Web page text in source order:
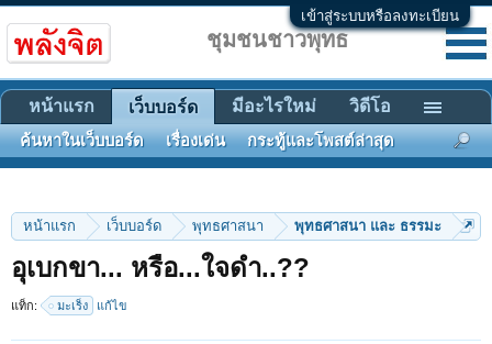
เข้าสู่ระบบหรือลงทะเบียน
หน้าแรก เว็บบอร์ด พุทธศาสนา พุทธศาสนา และ ธรรมะ
อุเบกขา... หรือ...ใจดำ..??
แท็ก: มะเร็ง แก้ไข
ชุมชนชาวพุทธ
หน้าแรก เว็บบอร์ด
ค้นหาในเว็บบอร์ด เรื่องเด่น กระทู้และโพสต์ล่าสุด
มีอะไรใหม่ วิดีโอ